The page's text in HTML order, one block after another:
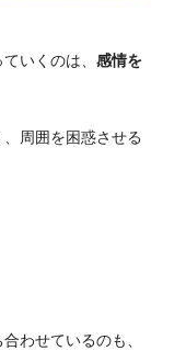
いくのは、 感情を
周囲を困惑させる
わせているのも、